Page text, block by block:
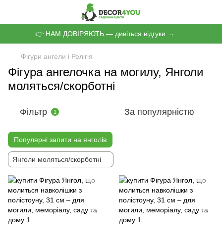
👉 НАМ ДОВІРЯЮТЬ — дивіться відгуки →
Фігури ангели і Релігія
Фігура ангелочка на могилу, Янголи
моляться/скорботні
Фільтр 1 За популярністю
Популярні запити на янголів
Янголи моляться/скорботні